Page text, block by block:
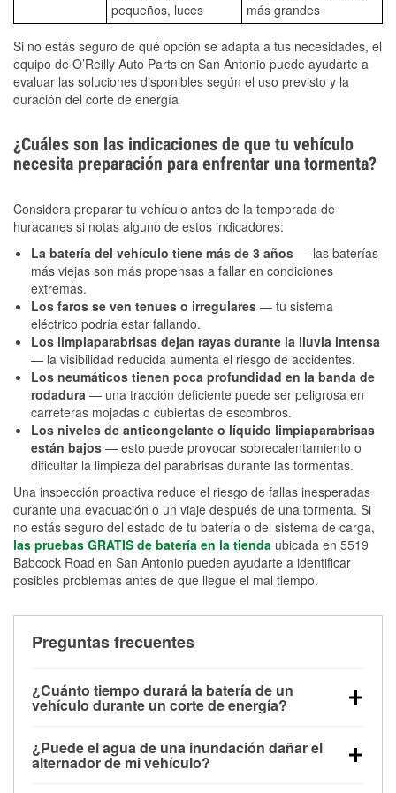
pequeños, luces
más grandes
Si no estás seguro de qué opción se adapta a tus necesidades, el
equipo de O’Reilly Auto Parts en San Antonio puede ayudarte a
evaluar las soluciones disponibles según el uso previsto y la
duración del corte de energía
¿Cuáles son las indicaciones de que tu vehículo
necesita preparación para enfrentar una tormenta?
Considera preparar tu vehículo antes de la temporada de
huracanes si notas alguno de estos indicadores:
La batería del vehículo tiene más de 3 años — las baterías
más viejas son más propensas a fallar en condiciones
extremas.
Los faros se ven tenues o irregulares — tu sistema
eléctrico podría estar fallando.
Los limpiaparabrisas dejan rayas durante la lluvia intensa
— la visibilidad reducida aumenta el riesgo de accidentes.
Los neumáticos tienen poca profundidad en la banda de
rodadura — una tracción deficiente puede ser peligrosa en
carreteras mojadas o cubiertas de escombros.
Los niveles de anticongelante o líquido limpiaparabrisas
están bajos — esto puede provocar sobrecalentamiento o
dificultar la limpieza del parabrisas durante las tormentas.
Una inspección proactiva reduce el riesgo de fallas inesperadas
durante una evacuación o un viaje después de una tormenta. Si
no estás seguro del estado de tu batería o del sistema de carga,
las pruebas GRATIS de batería en la tienda ubicada en 5519
Babcock Road en San Antonio pueden ayudarte a identificar
posibles problemas antes de que llegue el mal tiempo.
Preguntas frecuentes
¿Cuánto tiempo durará la batería de un
vehículo durante un corte de energía?
alimentar pequeños accesorios durante un tiempo
limitado, pero el uso repetido sin conducir el vehículo
¿Puede el agua de una inundación dañar el
alternador de mi vehículo?